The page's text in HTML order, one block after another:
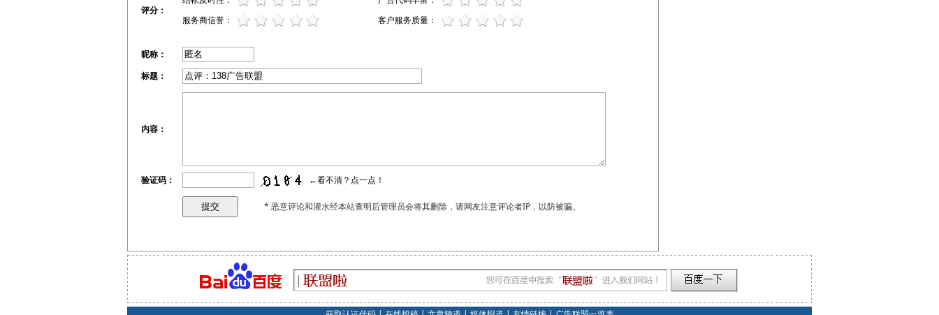
评分：
服务商信誉：
客户服务质量：
昵称：
标题：
内容：
验证码： ←看不清？点一点！
* 恶意评论和灌水经本站查明后管理员会将其删除，请网友注意评论者IP，以防被骗。